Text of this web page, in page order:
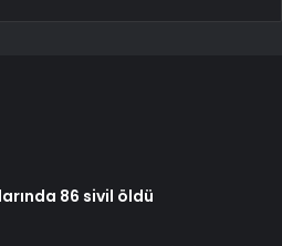
86 sivil öldü